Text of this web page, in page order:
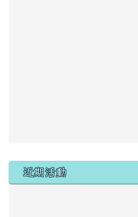
主內容區域
左邊區域內容
近期活動